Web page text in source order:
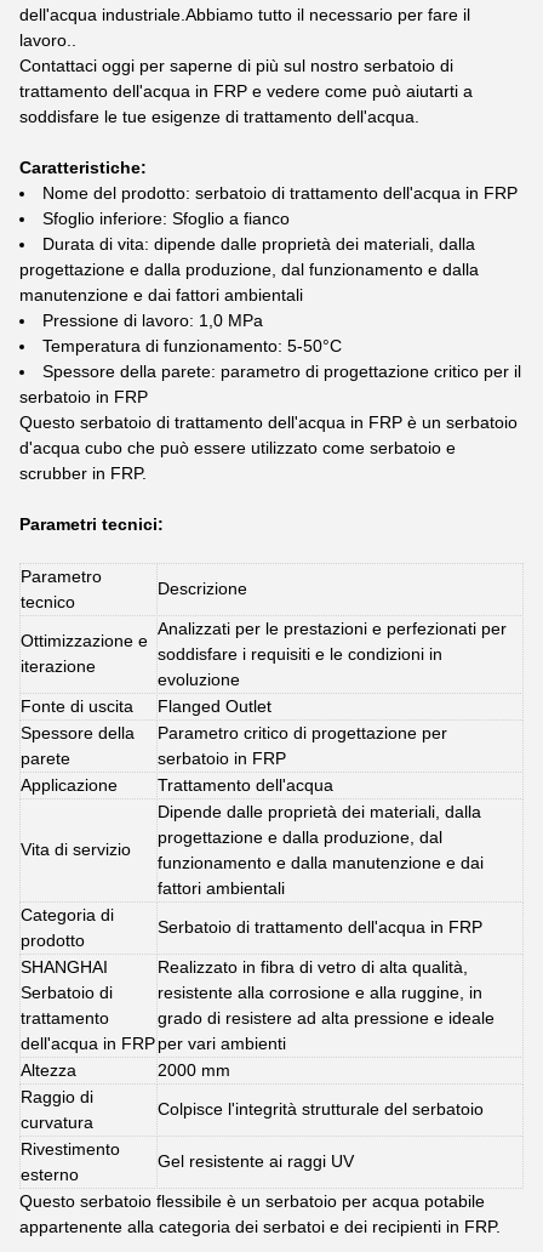
dell'acqua industriale.Abbiamo tutto il necessario per fare il
lavoro..
Contattaci oggi per saperne di più sul nostro serbatoio di
trattamento dell'acqua in FRP e vedere come può aiutarti a
soddisfare le tue esigenze di trattamento dell'acqua.
Caratteristiche:
Nome del prodotto: serbatoio di trattamento dell'acqua in FRP
Sfoglio inferiore: Sfoglio a fianco
Durata di vita: dipende dalle proprietà dei materiali, dalla
progettazione e dalla produzione, dal funzionamento e dalla
manutenzione e dai fattori ambientali
Pressione di lavoro: 1,0 MPa
Temperatura di funzionamento: 5-50°C
Spessore della parete: parametro di progettazione critico per il
serbatoio in FRP
Questo serbatoio di trattamento dell'acqua in FRP è un serbatoio
d'acqua cubo che può essere utilizzato come serbatoio e
scrubber in FRP.
Parametri tecnici:
Parametro
tecnico
Descrizione
Ottimizzazione e
iterazione
Analizzati per le prestazioni e perfezionati per
soddisfare i requisiti e le condizioni in
evoluzione
Fonte di uscita
Flanged Outlet
Spessore della
parete
Parametro critico di progettazione per
serbatoio in FRP
Applicazione
Trattamento dell'acqua
Vita di servizio
Dipende dalle proprietà dei materiali, dalla
progettazione e dalla produzione, dal
funzionamento e dalla manutenzione e dai
fattori ambientali
Categoria di
prodotto
Serbatoio di trattamento dell'acqua in FRP
SHANGHAI
Serbatoio di
trattamento
dell'acqua in FRP
Realizzato in fibra di vetro di alta qualità,
resistente alla corrosione e alla ruggine, in
grado di resistere ad alta pressione e ideale
per vari ambienti
Altezza
2000 mm
Raggio di
curvatura
Colpisce l'integrità strutturale del serbatoio
Rivestimento
esterno
Gel resistente ai raggi UV
Questo serbatoio flessibile è un serbatoio per acqua potabile
appartenente alla categoria dei serbatoi e dei recipienti in FRP.